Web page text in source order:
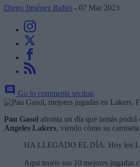
Diego Jiménez Rubio - 07 Mar 2023
Go to comments seciton
Pau Gasol afronta un día que jamás
Angeles Lakers, viendo cómo su
HA LLEGADO EL DÍA. Hoy los
Aquí tenéis sus 10 mejores jugadas